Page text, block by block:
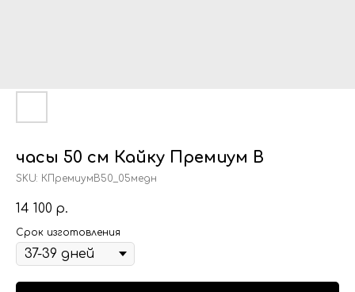
часы 50 см Кайку Премиум В
SKU: КПремиумВ50_05медн
14 100 р.
Срок изготовления